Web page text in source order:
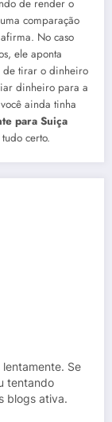
de render o
comparação
No caso
ele aponta
de tirar o dinheiro
dinheiro para a
ainda tinha
para Suiça
certo.
Se
tentando
blogs ativa.